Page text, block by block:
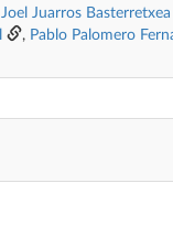
Joel Juarros Basterretxea
, Pablo Palomero